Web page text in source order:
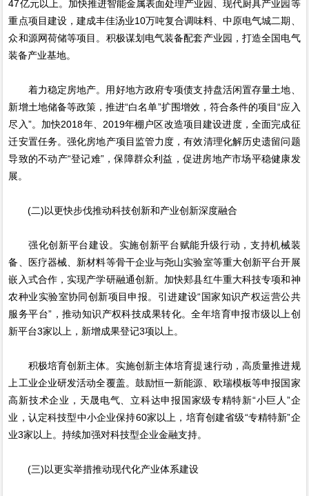
47亿元以上。加快推进智能金属表面处理产业园、现代厨具产业园等
重点项目建设，建成丰佳汤业10万吨复合调味料、中原电气城二期、
众和源网荷储等项目。积极谋划电气装备配套产业园，打造全国电气
装备产业基地。
着力稳定房地产。用好地方政府专项债支持盘活闲置存量土地、
新增土地储备等政策，推进“白名单”扩围增效，符合条件的项目“应入
尽入”。加快2018年、2019年棚户区改造项目建设进度，全面完成征
迁安置任务。强化房地产项目监管力度，有效清理化解历史遗留问题
导致的不动产“登记难”，保障群众利益，促进房地产市场平稳健康发
展。
(二)以更快步伐推动科技创新和产业创新深度融合
强化创新平台建设。实施创新平台赋能升级行动，支持机械装
备、医疗器械、新材料等骨干企业与尧山实验室等重大创新平台开展
嵌入式合作，实现产学研融通创新。加快郏县红牛重大科技专项和神
农种业实验室协同创新项目申报。引进建设“国家知识产权运营公共
服务平台”，推动知识产权科技成果转化。全年培育申报市级以上创
新平台3家以上，新增成果登记3项以上。
积极培育创新主体。实施创新主体培育提速行动，高质量推进规
上工业企业研发活动全覆盖。鼓励恒一新能源、欧瑞模板等申报国家
高新技术企业，天晟电气、立科达申报国家级专精特新“小巨人”企
业，认定科技型中小企业保持60家以上，培育创建省级“专精特新”企
业3家以上。持续加强对科技型企业金融支持。
(三)以更实举措推动现代化产业体系建设